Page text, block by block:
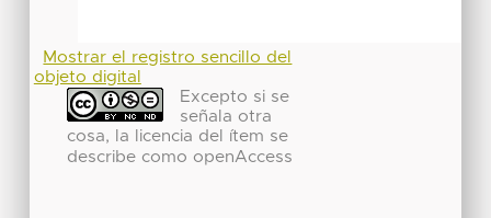
Mostrar el registro sencillo del
objeto digital
Excepto si se
señala otra
cosa, la licencia del ítem se
describe como openAccess